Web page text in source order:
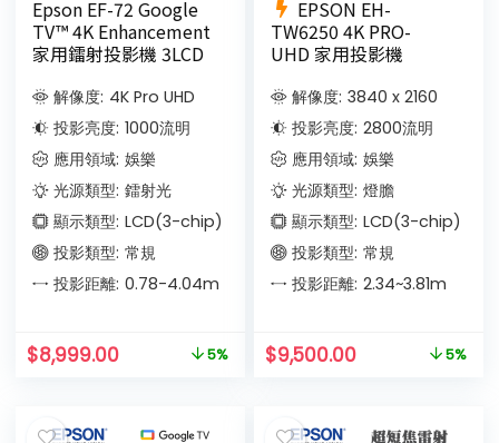
Epson EF-72 Google
TV™ 4K Enhancement
家用鐳射投影機 3LCD
解像度: 4K Pro UHD
投影亮度: 1000流明
應用領域: 娛樂
光源類型: 鐳射光
顯示類型: LCD(3-chip)
投影類型: 常規
投影距離: 0.78-4.04m
$8,999.00 5%
EPSON EH-
TW6250 4K PRO-
UHD 家用投影機
解像度: 3840 x 2160
投影亮度: 2800流明
應用領域: 娛樂
光源類型: 燈膽
顯示類型: LCD(3-chip)
投影類型: 常規
投影距離: 2.34~3.81m
$9,500.00 5%